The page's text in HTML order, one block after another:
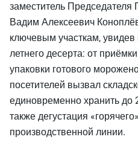
заместитель
Вадим Алексеевич
ключевым участкам,
летнего десерта: от
упаковки готового
посетителей вызвал
единовременно хранить до
также дегустация
производственной линии.